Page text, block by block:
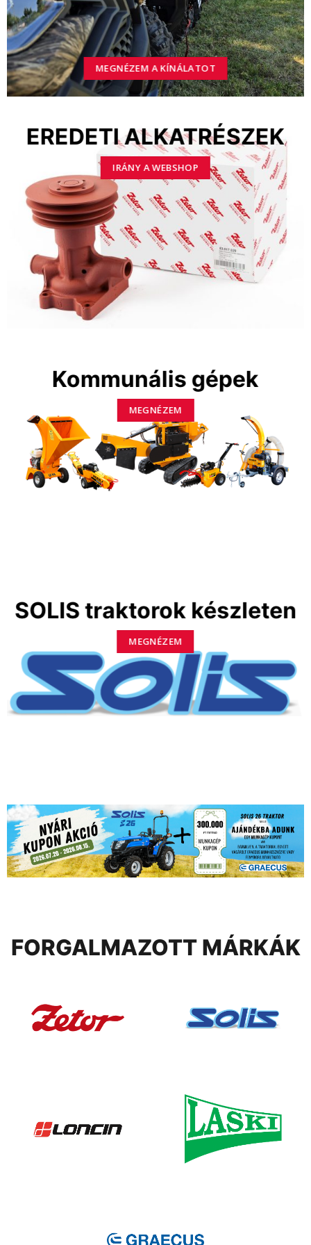
MEGNÉZEM A KÍNÁLATOT
EREDETI ALKATRÉSZEK
IRÁNY A WEBSHOP
Kommunális gépek
MEGNÉZEM
SOLIS traktorok készleten
MEGNÉZEM
FORGALMAZOTT MÁRKÁK